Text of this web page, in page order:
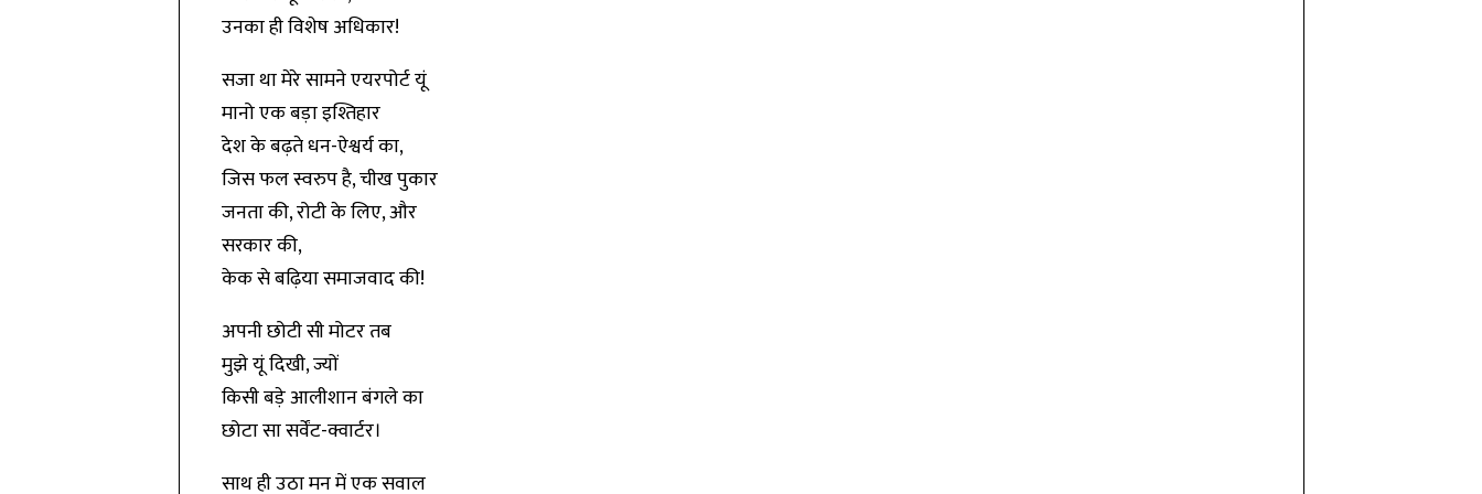
उनका ही विशेष अधिकार!
सजा था मेरे सामने एयरपोर्ट यूं
मानो एक बड़ा इश्तिहार
देश के बढ़ते धन-ऐश्वर्य का,
जिस फल स्वरुप है, चीख पुकार
जनता की, रोटी के लिए, और
सरकार की,
केक से बढ़िया समाजवाद की!
अपनी छोटी सी मोटर तब
मुझे यूं दिखी, ज्यों
किसी बड़े आलीशान बंगले का
छोटा सा सर्वेंट-क्वार्टर।
साथ ही उठा मन में एक सवाल